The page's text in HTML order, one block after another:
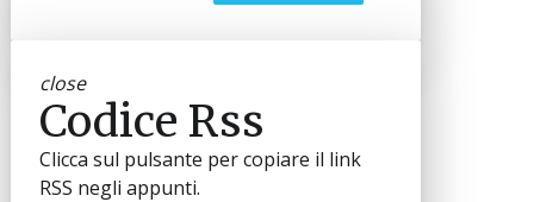
close
Codice Rss
Clicca sul pulsante per copiare il link
RSS negli appunti.